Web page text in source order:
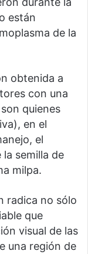
están
de la
obtenida a
con una
quienes
en el
el
semilla de
milpa.
radica no sólo
que
visual de las
una región de